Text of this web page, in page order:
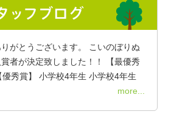
がとうございます。 こいのぼりぬ
者が決定致しました！！ 【最優秀
秀賞】 小学校4年生 小学校4年生
more...